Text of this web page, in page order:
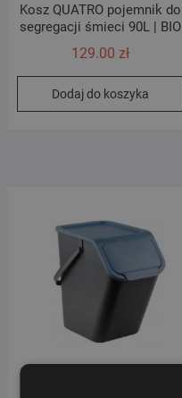
Kosz QUATRO pojemnik do
segregacji śmieci 90L | BIO
129.00 zł
Dodaj do koszyka